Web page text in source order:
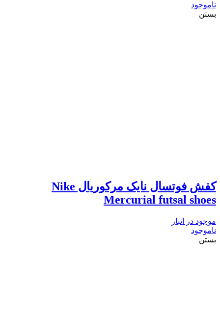
ناموجود
بستن
کفش فوتسال نایک مرکوریال Nike
Mercurial futsal shoes
موجود در انبار
ناموجود
بستن